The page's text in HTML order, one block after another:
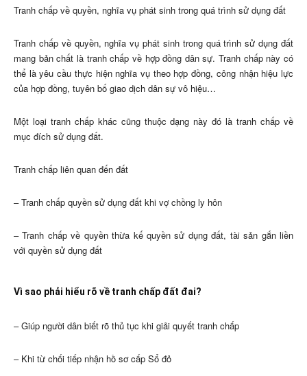
Tranh chấp về quyền, nghĩa vụ phát sinh trong quá trình sử dụng đất
Tranh chấp về quyền, nghĩa vụ phát sinh trong quá trình sử dụng đất
mang bản chất là tranh chấp về hợp đồng dân sự. Tranh chấp này có
thể là yêu cầu thực hiện nghĩa vụ theo hợp đồng, công nhận hiệu lực
của hợp đồng, tuyên bố giao dịch dân sự vô hiệu…
Một loại tranh chấp khác cũng thuộc dạng này đó là tranh chấp về
mục đích sử dụng đất.
Tranh chấp liên quan đến đất
– Tranh chấp quyền sử dụng đất khi vợ chồng ly hôn
– Tranh chấp về quyền thừa kế quyền sử dụng đất, tài sản gắn liền
với quyền sử dụng đất
Vì sao phải hiểu rõ về tranh chấp đất đai?
– Giúp người dân biết rõ thủ tục khi giải quyết tranh chấp
– Khi từ chối tiếp nhận hồ sơ cấp Sổ đỏ